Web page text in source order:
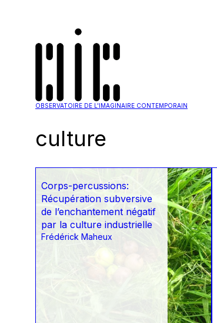
OBSERVATOIRE DE L'IMAGINAIRE CONTEMPORAIN
culture
Corps-percussions:
Récupération subversive
de l’enchantement négatif
par la culture industrielle
Frédérick Maheux